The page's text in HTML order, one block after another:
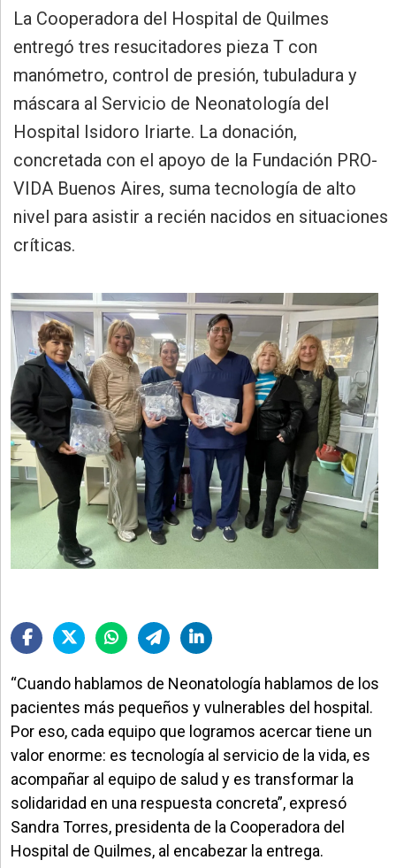
Provincia
»
Salud
»
Cultura
»
Educación
»
Gestión
Sociedad
La Cooperadora del Hospital de Quilmes
entregó tres resucitadores pieza T con
manómetro, control de presión, tubuladura y
máscara al Servicio de Neonatología del
Hospital Isidoro Iriarte. La donación,
concretada con el apoyo de la Fundación PRO-
VIDA Buenos Aires, suma tecnología de alto
nivel para asistir a recién nacidos en situaciones
críticas.
“Cuando hablamos de Neonatología hablamos de los
pacientes más pequeños y vulnerables del hospital.
Por eso, cada equipo que logramos acercar tiene un
valor enorme: es tecnología al servicio de la vida, es
acompañar al equipo de salud y es transformar la
solidaridad en una respuesta concreta”, expresó
Sandra Torres, presidenta de la Cooperadora del
Hospital de Quilmes, al encabezar la entrega.